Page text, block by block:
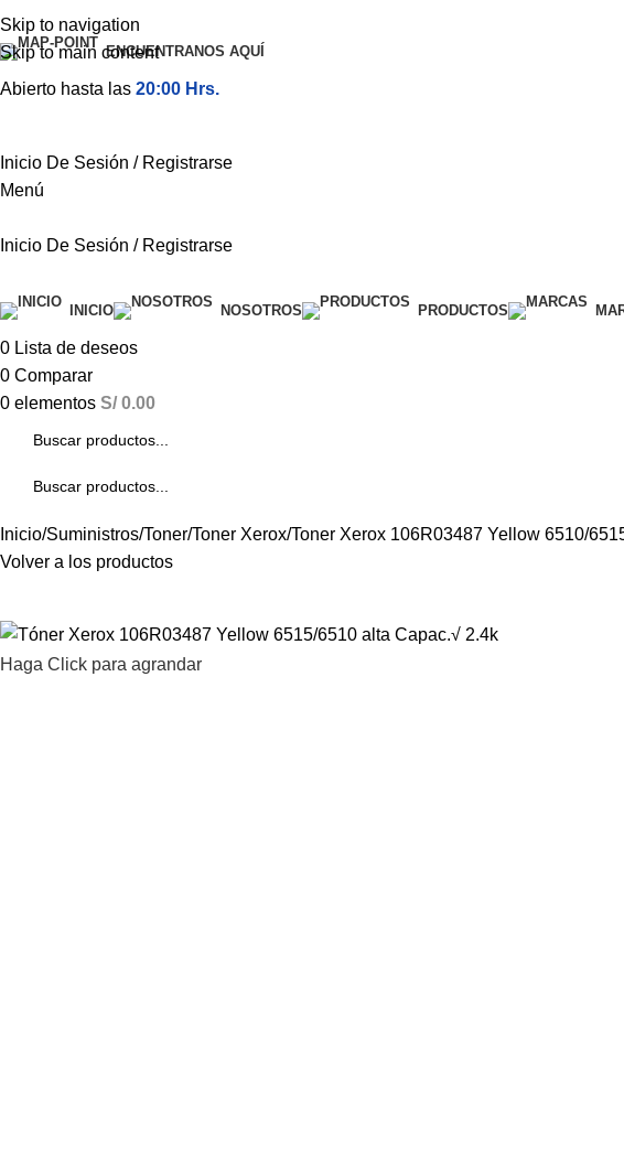
Skip to navigation
Skip to main contentENCUENTRANOS AQUÍ
Abierto hasta las 20:00 Hrs.
Inicio De Sesión / Registrarse
Menú
Inicio De Sesión / Registrarse
INICIO NOSOTROS PRODUCTOS
0 Lista de deseos
0 Comparar
0 elementos S/ 0.00
Inicio Suministros Toner Toner Xerox Toner Xerox 106R03487 Yellow 6510/
Volver a los productos
Haga Click para agrandar